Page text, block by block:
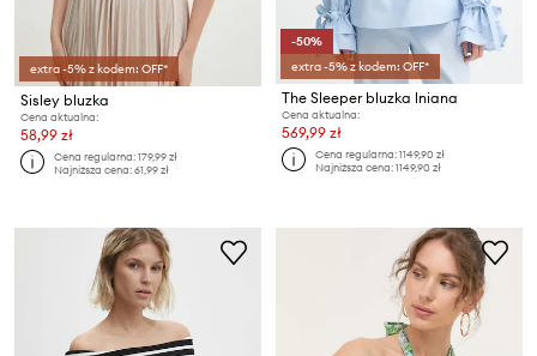
extra -5% z kodem: OFF*
Sisley bluzka
Cena aktualna:
58,99 zł
Cena regularna:179,99 zł
Najniższa cena:61,99 zł
-50%
extra -5% z kodem: OFF*
The Sleeper bluzka lniana
Cena aktualna:
569,99 zł
Cena regularna:1149,90 zł
Najniższa cena:1149,90 zł